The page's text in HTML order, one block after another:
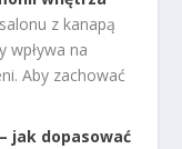
z kanapą
wpływa na
Aby zachować
jak dopasować